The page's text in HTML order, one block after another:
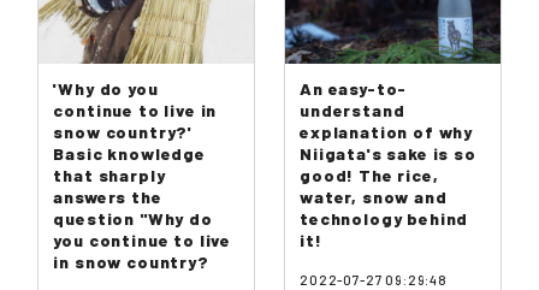
'Why do you
continue to live in
snow country?'
Basic knowledge
that sharply
answers the
question "Why do
you continue to live
in snow country?
An easy-to-
understand
explanation of why
Niigata's sake is so
good! The rice,
water, snow and
technology behind
it!
2022-07-27 09:29:48